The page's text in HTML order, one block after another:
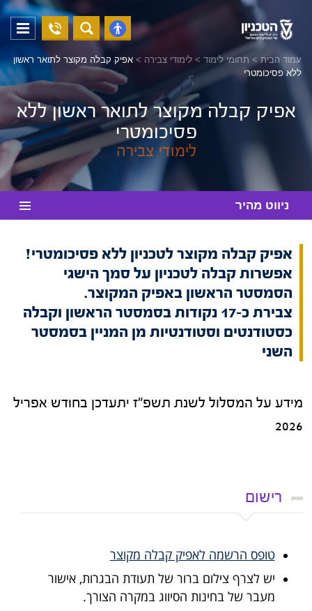
פתח
נגישות
04-
8294228
פתח
תפריט
עמוד הבית> תחומי לימוד > לימודי צבירה > אפיק קבלה מקוצר לתואר ראשון
ללא פסיכומטרי
אפיק קבלה מקוצר לתואר ראשון ללא
פסיכומטרי
לימודי צבירה
ניווט מהיר
אפיק קבלה מקוצר לטכניון ללא פסיכומטרי!
אפשרות קבלה לטכניון על סמך הישגי
הסמסטר הראשון באפיק המקוצר.
צבירת כ-17 נקודות בסמסטר הראשון וקבלה
כסטודנטים וסטודנטיות מן המניין בסמסטר
השני
מידע על המסלול לשנת תשפ"ז יתעדכן בחודש אפריל
2026
רישום
טופס הרשמה לאפיק קבלה מקוצר
יש לצרף צילום ברור של תעודת הבגרות, אישור
מעבר של בחינות הסיווג במקרה הצורך.